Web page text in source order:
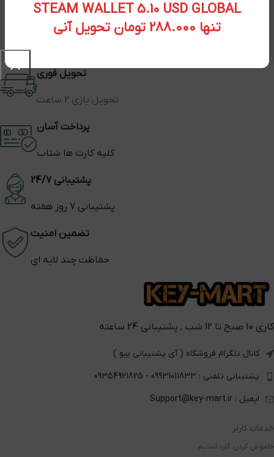
STEAM WALLET 5.10 USD GLOBAL
تنها 288.000 تومان تحویل آنی
تحویل فوری
تحویل بازی 2 ساعت
پرداخت آسان
کلیه کارت ها شتاب
پشتیبانی 24/7
پشتیبانی 7 روز هفته
تضمین امنیت
حفاظت چند لایه ای
کاری 10 صبح تا 12 شب , پشتیبانی 24 ساعته
کانال تلگرام فروشگاه ( آی پشتیبانی بیو )
پشتیبانی تلفنی : 09931011833 - 09354921825
ایمیل : Support@key-mart.ir
خدمات کاربر
خاموش کردن گارد استیم